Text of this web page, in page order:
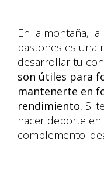
En la montaña,
bastones es una
desarrollar tu
son útiles para
mantenerte en
rendimiento. Si
hacer deporte
complemento